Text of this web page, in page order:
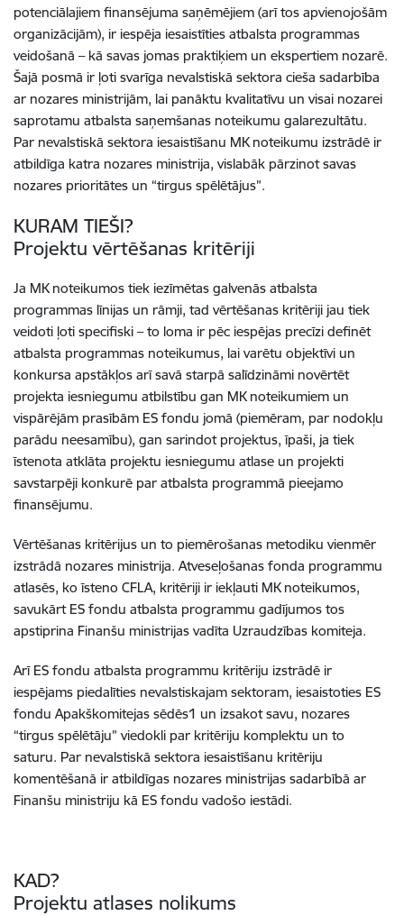
potenciālajiem finansējuma saņēmējiem (arī tos apvienojošām
organizācijām), ir iespēja iesaistīties atbalsta programmas
veidošanā – kā savas jomas praktiķiem un ekspertiem nozarē.
Šajā posmā ir ļoti svarīga nevalstiskā sektora cieša sadarbība
ar nozares ministrijām, lai panāktu kvalitatīvu un visai nozarei
saprotamu atbalsta saņemšanas noteikumu galarezultātu.
Par nevalstiskā sektora iesaistīšanu MK noteikumu izstrādē ir
atbildīga katra nozares ministrija, vislabāk pārzinot savas
nozares prioritātes un “tirgus spēlētājus”.
KURAM TIEŠI?
Projektu vērtēšanas kritēriji
Ja MK noteikumos tiek iezīmētas galvenās atbalsta
programmas līnijas un rāmji, tad vērtēšanas kritēriji jau tiek
veidoti ļoti specifiski – to loma ir pēc iespējas precīzi definēt
atbalsta programmas noteikumus, lai varētu objektīvi un
konkursa apstākļos arī savā starpā salīdzināmi novērtēt
projekta iesniegumu atbilstību gan MK noteikumiem un
vispārējām prasībām ES fondu jomā (piemēram, par nodokļu
parādu neesamību), gan sarindot projektus, īpaši, ja tiek
īstenota atklāta projektu iesniegumu atlase un projekti
savstarpēji konkurē par atbalsta programmā pieejamo
finansējumu.
Vērtēšanas kritērijus un to piemērošanas metodiku vienmēr
izstrādā nozares ministrija. Atveseļošanas fonda programmu
atlasēs, ko īsteno CFLA, kritēriji ir iekļauti MK noteikumos,
savukārt ES fondu atbalsta programmu gadījumos tos
apstiprina Finanšu ministrijas vadīta Uzraudzības komiteja.
Arī ES fondu atbalsta programmu kritēriju izstrādē ir
iespējams piedalīties nevalstiskajam sektoram, iesaistoties ES
fondu Apakškomitejas sēdēs1 un izsakot savu, nozares
“tirgus spēlētāju” viedokli par kritēriju komplektu un to
saturu. Par nevalstiskā sektora iesaistīšanu kritēriju
komentēšanā ir atbildīgas nozares ministrijas sadarbībā ar
Finanšu ministriju kā ES fondu vadošo iestādi.
KAD?
Projektu atlases nolikums